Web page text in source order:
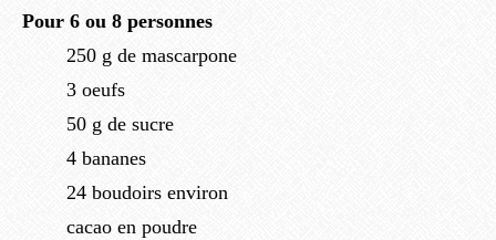
Pour 6 ou 8 personnes
250 g de mascarpone
3 oeufs
50 g de sucre
4 bananes
24 boudoirs environ
cacao en poudre